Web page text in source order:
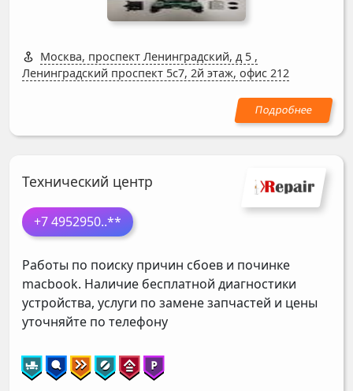
Москва, проспект Ленинградский, д 5 ,
Ленинградский проспект 5с7, 2й этаж, офис 212
Технический центр
+7 4952950..**
Работы по поиску причин сбоев и починке
macbook. Наличие бесплатной диагностики
устройства, услуги по замене запчастей и цены
уточняйте по телефону